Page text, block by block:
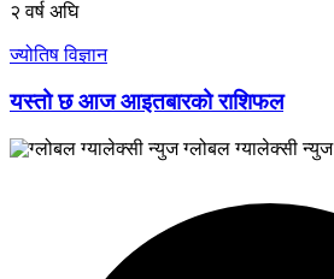
२ वर्ष अघि
ज्योतिष विज्ञान
यस्तो छ आज आइतबारको राशिफल
ग्लोबल ग्यालेक्सी न्युज